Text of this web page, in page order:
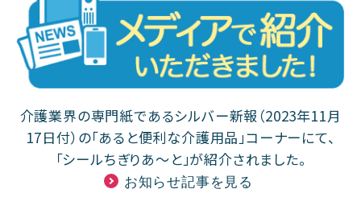
介護業界の専門紙であるシルバー新報（2023年11月
17日付）の「あると便利な介護用品」コーナーにて、
「シールちぎりあ〜と」が紹介されました。
お知らせ記事を見る